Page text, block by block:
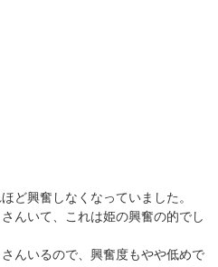
ど興奮しなくなっていました。
んいて、これは姫の興奮の的でし
んいるので、興奮度もやや低めで